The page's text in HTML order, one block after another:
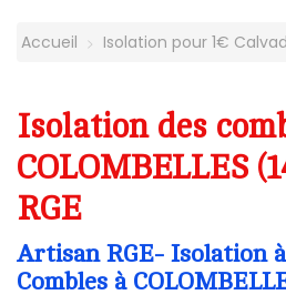
Accueil Isolation pour 1€
Isolation des
COLOMBELLES
RGE
Artisan RGE- Isolation
Combles à